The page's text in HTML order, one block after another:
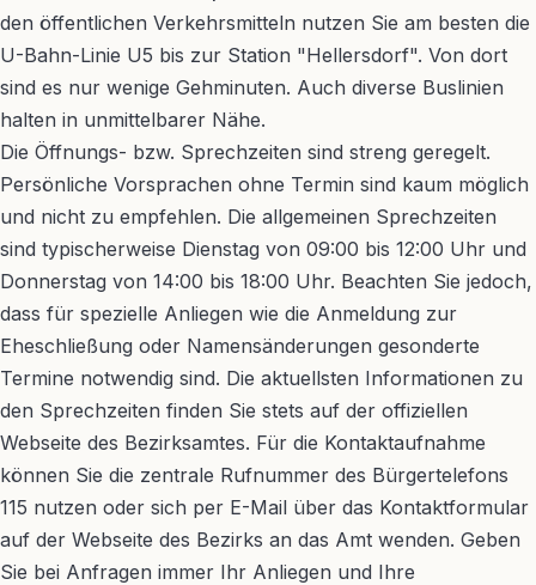
den öffentlichen Verkehrsmitteln nutzen Sie am besten die
U-Bahn-Linie U5 bis zur Station "Hellersdorf". Von dort
sind es nur wenige Gehminuten. Auch diverse Buslinien
halten in unmittelbarer Nähe.
Die Öffnungs- bzw. Sprechzeiten sind streng geregelt.
Persönliche Vorsprachen ohne Termin sind kaum möglich
und nicht zu empfehlen. Die allgemeinen Sprechzeiten
sind typischerweise Dienstag von 09:00 bis 12:00 Uhr und
Donnerstag von 14:00 bis 18:00 Uhr. Beachten Sie jedoch,
dass für spezielle Anliegen wie die Anmeldung zur
Eheschließung oder Namensänderungen gesonderte
Termine notwendig sind. Die aktuellsten Informationen zu
den Sprechzeiten finden Sie stets auf der offiziellen
Webseite des Bezirksamtes. Für die Kontaktaufnahme
können Sie die zentrale Rufnummer des Bürgertelefons
115 nutzen oder sich per E-Mail über das Kontaktformular
auf der Webseite des Bezirks an das Amt wenden. Geben
Sie bei Anfragen immer Ihr Anliegen und Ihre